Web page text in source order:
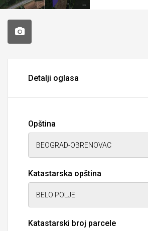
Detalji oglasa
Opština
Katastarska opština
Katastarski broj parcele